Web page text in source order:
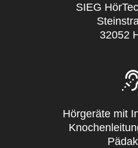
SIEG
32052
Hörgeräte mit